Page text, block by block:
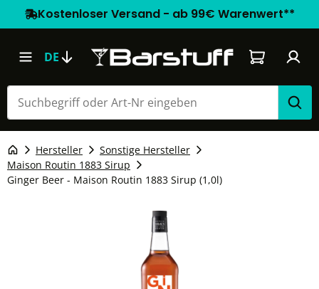
Kostenloser Versand - ab 99€ Warenwert**
DE Warenkorb
Hersteller
Sonstige Hersteller
Maison Routin 1883 Sirup
Ginger Beer - Maison Routin 1883 Sirup (1,0l)